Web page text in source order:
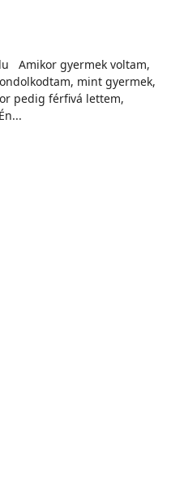
Amikor gyermek voltam,
mint gyermek,
pedig férfivá lettem,